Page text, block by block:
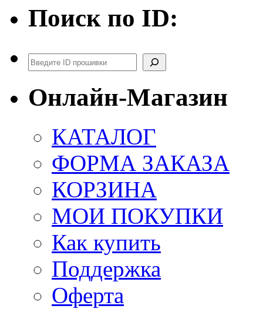
Поиск по ID:
Поиск
Онлайн-Магазин
КАТАЛОГ
ФОРМА ЗАКАЗА
КОРЗИНА
МОИ ПОКУПКИ
Как купить
Поддержка
Оферта